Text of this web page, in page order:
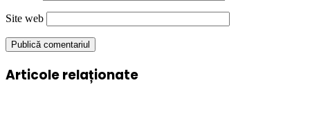
Site web
Articole relaționate